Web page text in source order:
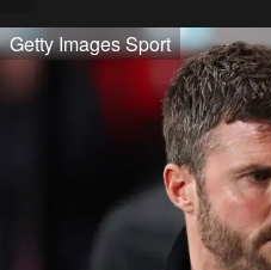
Getty Images Sport